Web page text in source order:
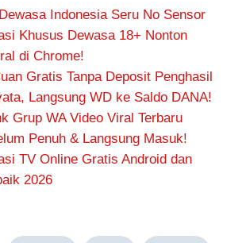
Indonesia Seru No Sensor
Khusus Dewasa 18+ Nonton
di Chrome!
Gratis Tanpa Deposit Penghasil
Langsung WD ke Saldo DANA!
Grup WA Video Viral Terbaru
Penuh & Langsung Masuk!
TV Online Gratis Android dan
2026